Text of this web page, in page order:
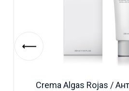
Crema Algas Rojas /